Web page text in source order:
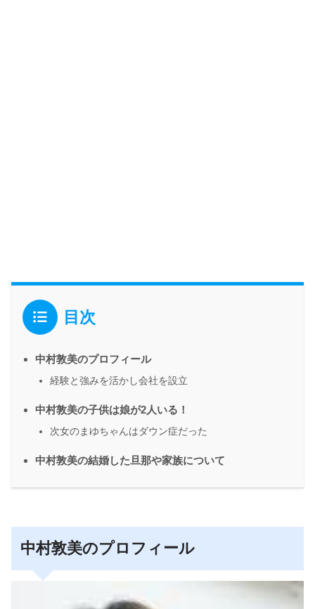
目次
中村敦美のプロフィール
経験と強みを活かし会社を設立
中村敦美の子供は娘が2人いる！
次女のまゆちゃんはダウン症だった
中村敦美の結婚した旦那や家族について
中村敦美のプロフィール